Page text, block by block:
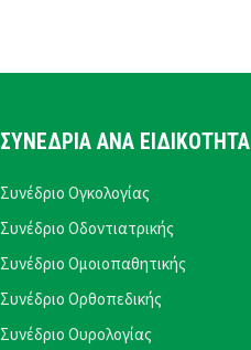
ΣΥΝΕΔΡΙΑ ΑΝΑ ΕΙΔΙΚΟΤΗΤΑ
Συνέδριο Ογκολογίας
Συνέδριο Οδοντιατρικής
Συνέδριο Ομοιοπαθητικής
Συνέδριο Ορθοπεδικής
Συνέδριο Ουρολογίας